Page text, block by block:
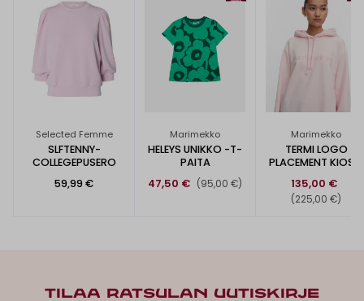
Selected Femme
SLFTENNY-
COLLEGEPUSERO
59,99 €
Marimekko
HELEYS UNIKKO -T-
PAITA
47,50 € (95,00 €)
Marimekko
TERMI LOGO
PLACEMENT KIOSKI
135,00 €
(225,00 €)
TILAA RATSULAN UUTISKIRJE